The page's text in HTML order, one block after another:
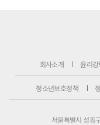
회사소개 윤리강
청소년보호정책
서울특별시 성동